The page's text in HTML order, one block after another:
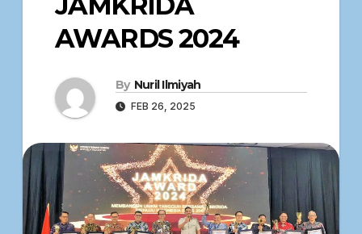
AWARDS 2024
By Nuril Ilmiyah
FEB 26, 2025